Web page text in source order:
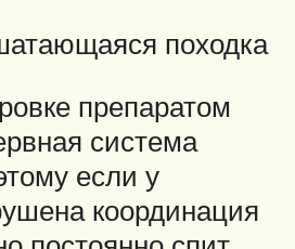
походка
препаратом
система
если у
координация